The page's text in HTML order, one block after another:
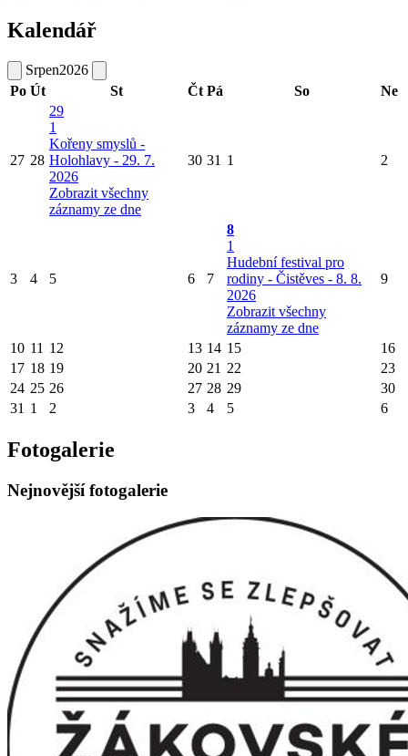
Kalendář
Srpen2026
Po Út St Čt Pá So Ne
27 28
29
1
Kořeny smyslů -
Holohlavy - 29. 7.
2026
Zobrazit všechny
záznamy ze dne
30 31 1 2
3 4 5 6 7
8
1
Hudební festival pro
rodiny - Čistěves - 8. 8.
2026
Zobrazit všechny
záznamy ze dne
9
10 11 12 13 14 15
16
17 18 19 20 21 22
23
24 25 26 27 28 29
30
31 1 2 3 4 5 6
Fotogalerie
Nejnovější fotogalerie